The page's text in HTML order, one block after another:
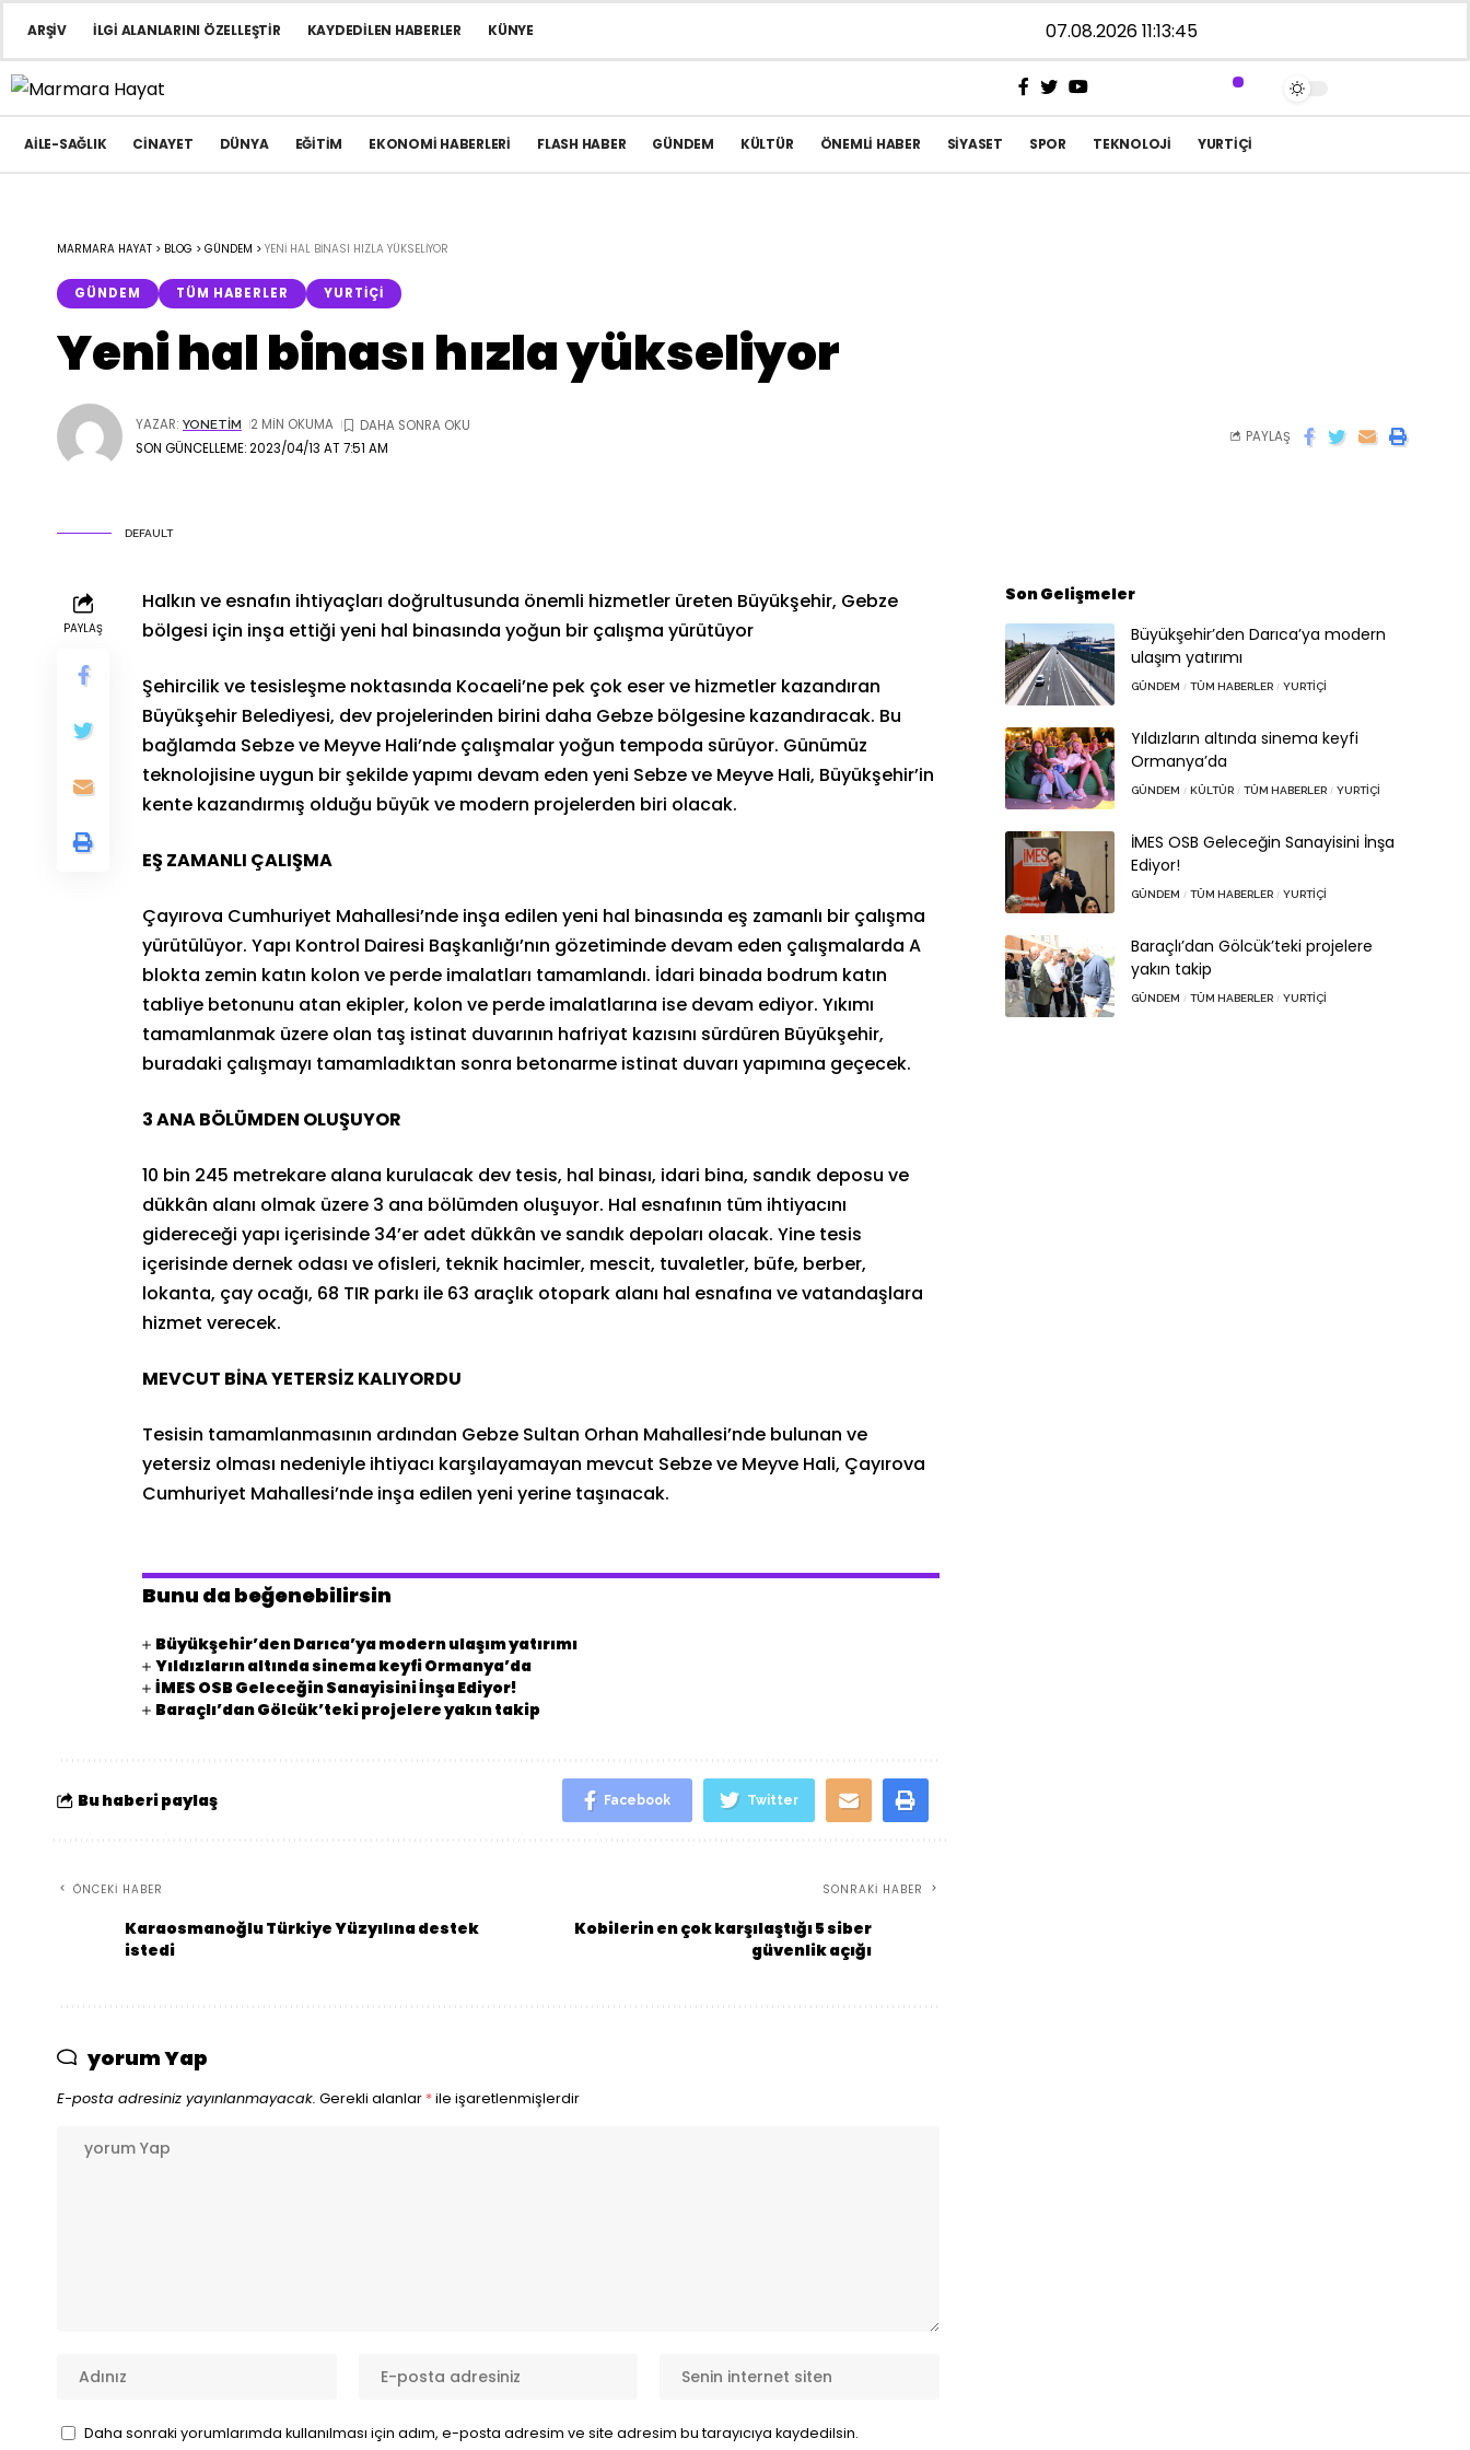
ARŞIV İLGI ALANLARINI ÖZELLEŞTIR KAYDEDILEN HABERLER KÜNYE 07.08.2026 11:13:45
AILE-SAĞLIK CINAYET DÜNYA EĞITIM EKONOMI HABERLERI FLASH HABER GÜNDEM KÜLTÜR ÖNEMLI HABER SIYASET SPOR TEKNOLOJI YURTIÇI
MARMARA HAYAT > BLOG > GÜNDEM > YENI HAL BINASI HIZLA YÜKSELIYOR
GÜNDEM TÜM HABERLER YURTIÇI
Yeni hal binası hızla yükseliyor
SON GÜNCELLEME: 2023/04/13 AT 7:51 AM
YAZAR: YONETIM 2 MIN OKUMA
PAYLAŞ
DEFAULT
PAYLAŞ
Halkın ve esnafın ihtiyaçları doğrultusunda önemli hizmetler üreten Büyükşehir, Gebze
bölgesi için inşa ettiği yeni hal binasında yoğun bir çalışma yürütüyor
Şehircilik ve tesisleşme noktasında Kocaeli’ne pek çok eser ve hizmetler kazandıran
Büyükşehir Belediyesi, dev projelerinden birini daha Gebze bölgesine kazandıracak. Bu
bağlamda Sebze ve Meyve Hali’nde çalışmalar yoğun tempoda sürüyor. Günümüz
teknolojisine uygun bir şekilde yapımı devam eden yeni Sebze ve Meyve Hali, Büyükşehir’in
kente kazandırmış olduğu büyük ve modern projelerden biri olacak.
EŞ ZAMANLI ÇALIŞMA
Çayırova Cumhuriyet Mahallesi’nde inşa edilen yeni hal binasında eş zamanlı bir çalışma
yürütülüyor. Yapı Kontrol Dairesi Başkanlığı’nın gözetiminde devam eden çalışmalarda A
blokta zemin katın kolon ve perde imalatları tamamlandı. İdari binada bodrum katın
tabliye betonunu atan ekipler, kolon ve perde imalatlarına ise devam ediyor. Yıkımı
tamamlanmak üzere olan taş istinat duvarının hafriyat kazısını sürdüren Büyükşehir,
buradaki çalışmayı tamamladıktan sonra betonarme istinat duvarı yapımına geçecek.
3 ANA BÖLÜMDEN OLUŞUYOR
10 bin 245 metrekare alana kurulacak dev tesis, hal binası, idari bina, sandık deposu ve
dükkân alanı olmak üzere 3 ana bölümden oluşuyor. Hal esnafının tüm ihtiyacını
gidereceği yapı içerisinde 34’er adet dükkân ve sandık depoları olacak. Yine tesis
içerisinde dernek odası ve ofisleri, teknik hacimler, mescit, tuvaletler, büfe, berber,
lokanta, çay ocağı, 68 TIR parkı ile 63 araçlık otopark alanı hal esnafına ve vatandaşlara
hizmet verecek.
MEVCUT BİNA YETERSİZ KALIYORDU
Tesisin tamamlanmasının ardından Gebze Sultan Orhan Mahallesi’nde bulunan ve
yetersiz olması nedeniyle ihtiyacı karşılayamayan mevcut Sebze ve Meyve Hali, Çayırova
Cumhuriyet Mahallesi’nde inşa edilen yeni yerine taşınacak.
Bunu da beğenebilirsin
Büyükşehir’den Darıca’ya modern ulaşım yatırımı
Yıldızların altında sinema keyfi Ormanya’da
İMES OSB Geleceğin Sanayisini İnşa Ediyor!
Baraçlı’dan Gölcük’teki projelere yakın takip
Bu haberi paylaş Facebook Twitter
ÖNCEKI HABER
Karaosmanoğlu Türkiye Yüzyılına destek
istedi
SONRAKI HABER
Kobilerin en çok karşılaştığı 5 siber
güvenlik açığı
yorum Yap
E-posta adresiniz yayınlanmayacak. Gerekli alanlar *ile işaretlenmişlerdir
Daha sonraki yorumlarımda kullanılması için adım, e-posta adresim ve site adresim bu tarayıcıya kaydedilsin.
Son Gelişmeler
Büyükşehir’den Darıca’ya modern
ulaşım yatırımı
GÜNDEM TÜM HABERLER YURTIÇI
Yıldızların altında sinema keyfi
Ormanya’da
GÜNDEM KÜLTÜR TÜM HABERLER YURTIÇI
İMES OSB Geleceğin Sanayisini İnşa
Ediyor!
GÜNDEM TÜM HABERLER YURTIÇI
Baraçlı’dan Gölcük’teki projelere
yakın takip
GÜNDEM TÜM HABERLER YURTIÇI